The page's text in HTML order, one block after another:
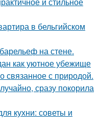
в бельгийском
на стене.
как уютное убежище
связанное с природой.
сразу покорила
кухни: советы и